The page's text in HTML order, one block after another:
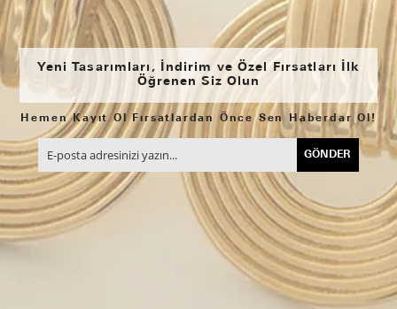
Yeni Tasarımları, İndirim ve Özel Fırsatları İlk
Öğrenen Siz Olun
Hemen Kayıt Ol Fırsatlardan Önce Sen Haberdar Ol!
GÖNDER